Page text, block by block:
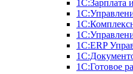
1С:Зарплата
1С:ERP
1C:Готовое